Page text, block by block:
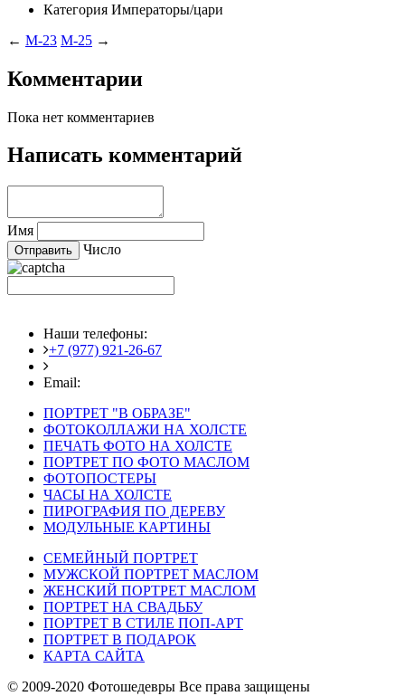
Категория Императоры/цари
← M-23 M-25 →
Комментарии
Пока нет комментариев
Написать комментарий
Имя
Число
Наши телефоны:
+7 (977) 921-26-67
Email:
ПОРТРЕТ "В ОБРАЗЕ"
ФОТОКОЛЛАЖИ НА ХОЛСТЕ
ПЕЧАТЬ ФОТО НА ХОЛСТЕ
ПОРТРЕТ ПО ФОТО МАСЛОМ
ФОТОПОСТЕРЫ
ЧАСЫ НА ХОЛСТЕ
ПИРОГРАФИЯ ПО ДЕРЕВУ
МОДУЛЬНЫЕ КАРТИНЫ
СЕМЕЙНЫЙ ПОРТРЕТ
МУЖСКОЙ ПОРТРЕТ МАСЛОМ
ЖЕНСКИЙ ПОРТРЕТ МАСЛОМ
ПОРТРЕТ НА СВАДЬБУ
ПОРТРЕТ В СТИЛЕ ПОП-АРТ
ПОРТРЕТ В ПОДАРОК
КАРТА САЙТА
© 2009-2020 Фотошедевры Все права защищены